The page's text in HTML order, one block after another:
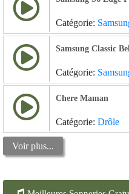
Catégorie:
Samsung Classic
Catégorie:
Chere Maman
Catégorie: Drôle
Voir plus...